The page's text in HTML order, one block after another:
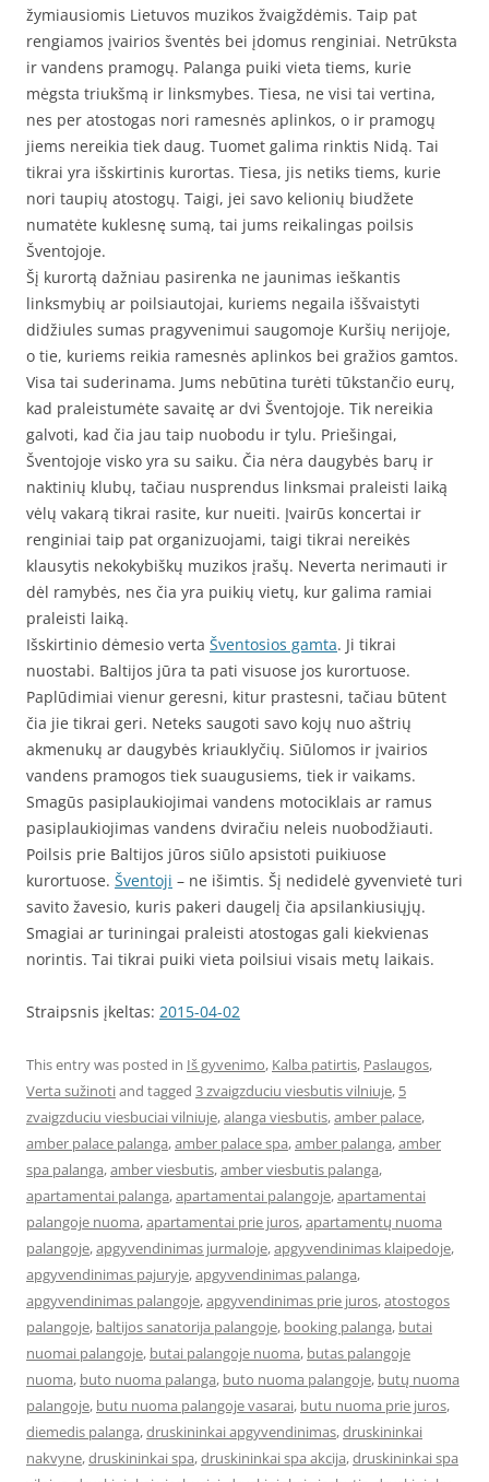
žymiausiomis Lietuvos muzikos žvaigždėmis. Taip pat
rengiamos įvairios šventės bei įdomus renginiai. Netrūksta
ir vandens pramogų. Palanga puiki vieta tiems, kurie
mėgsta triukšmą ir linksmybes. Tiesa, ne visi tai vertina,
nes per atostogas nori ramesnės aplinkos, o ir pramogų
jiems nereikia tiek daug. Tuomet galima rinktis Nidą. Tai
tikrai yra išskirtinis kurortas. Tiesa, jis netiks tiems, kurie
nori taupių atostogų. Taigi, jei savo kelionių biudžete
numatėte kuklesnę sumą, tai jums reikalingas poilsis
Šventojoje.
Šį kurortą dažniau pasirenka ne jaunimas ieškantis
linksmybių ar poilsiautojai, kuriems negaila iššvaistyti
didžiules sumas pragyvenimui saugomoje Kuršių nerijoje,
o tie, kuriems reikia ramesnės aplinkos bei gražios gamtos.
Visa tai suderinama. Jums nebūtina turėti tūkstančio eurų,
kad praleistumėte savaitę ar dvi Šventojoje. Tik nereikia
galvoti, kad čia jau taip nuobodu ir tylu. Priešingai,
Šventojoje visko yra su saiku. Čia nėra daugybės barų ir
naktinių klubų, tačiau nusprendus linksmai praleisti laiką
vėlų vakarą tikrai rasite, kur nueiti. Įvairūs koncertai ir
renginiai taip pat organizuojami, taigi tikrai nereikės
klausytis nekokybiškų muzikos įrašų. Neverta nerimauti ir
dėl ramybės, nes čia yra puikių vietų, kur galima ramiai
praleisti laiką.
Išskirtinio dėmesio verta Šventosios gamta. Ji tikrai
nuostabi. Baltijos jūra ta pati visuose jos kurortuose.
Paplūdimiai vienur geresni, kitur prastesni, tačiau būtent
čia jie tikrai geri. Neteks saugoti savo kojų nuo aštrių
akmenukų ar daugybės kriauklyčių. Siūlomos ir įvairios
vandens pramogos tiek suaugusiems, tiek ir vaikams.
Smagūs pasiplaukiojimai vandens motociklais ar ramus
pasiplaukiojimas vandens dviračiu neleis nuobodžiauti.
Poilsis prie Baltijos jūros siūlo apsistoti puikiuose
kurortuose. Šventoji – ne išimtis. Šį nedidelė gyvenvietė turi
savito žavesio, kuris pakeri daugelį čia apsilankiusiųjų.
Smagiai ar turiningai praleisti atostogas gali kiekvienas
norintis. Tai tikrai puiki vieta poilsiui visais metų laikais.
Straipsnis įkeltas: 2015-04-02
This entry was posted in Iš gyvenimo, Kalba patirtis, Paslaugos,
Verta sužinotiand tagged 3 zvaigzduciu viesbutis vilniuje, 5
zvaigzduciu viesbuciai vilniuje,alanga viesbutis,amber palace,
amber palace palanga,amber palace spa,amber palanga,amber
spa palanga,amber viesbutis,amber viesbutis palanga,
apartamentai palanga,apartamentai palangoje,apartamentai
palangoje nuoma,apartamentai prie juros,apartamentų nuoma
palangoje,apgyvendinimas jurmaloje,apgyvendinimas klaipedoje,
apgyvendinimas pajuryje,apgyvendinimas palanga,
apgyvendinimas palangoje,apgyvendinimas prie juros,atostogos
palangoje, baltijos sanatorija palangoje, booking palanga, butai
nuomai palangoje, butai palangoje nuoma, butas palangoje
nuoma, buto nuoma palanga, buto nuoma palangoje, butų nuoma
palangoje, butu nuoma palangoje vasarai, butu nuoma prie juros,
diemedis palanga,druskininkai apgyvendinimas,druskininkai
nakvyne,druskininkai spa,druskininkai spa akcija,druskininkai spa